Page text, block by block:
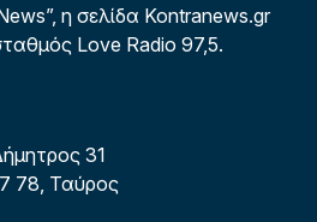
η σελίδα Kontranews.gr
Love Radio 97,5.
31
78, Ταύρος